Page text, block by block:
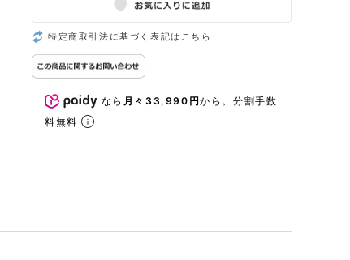
特定商取引法に基づく表記はこちら
なら 月々33,990円から。分割手数
料無料